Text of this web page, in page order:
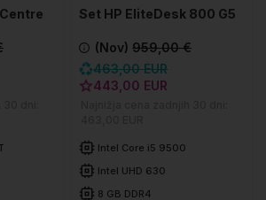
Set HP EliteDesk 800 G5
(Nov)959,00 €
463,00 EUR
443,00 EUR
Intel Core i5 9500
Intel UHD 630
8 GB DDR4